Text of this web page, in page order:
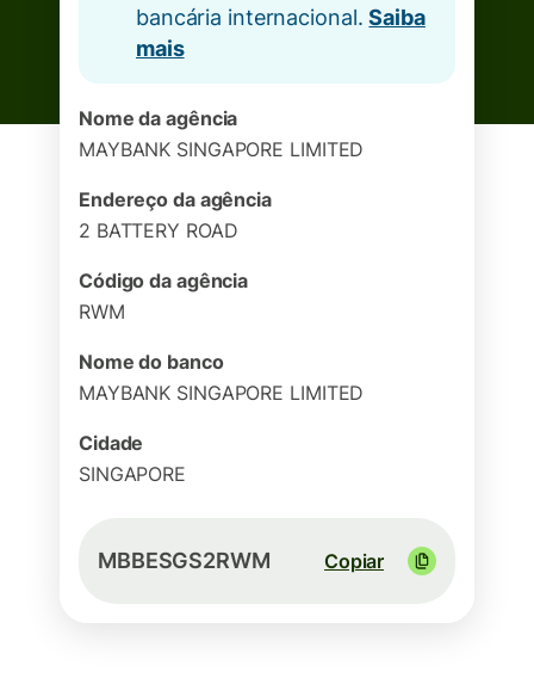
bancária internacional.Saiba
mais
Nome da agência
MAYBANK SINGAPORE LIMITED
Endereço da agência
2 BATTERY ROAD
Código da agência
RWM
Nome do banco
MAYBANK SINGAPORE LIMITED
Cidade
SINGAPORE
MBBESGS2RWM Copiar